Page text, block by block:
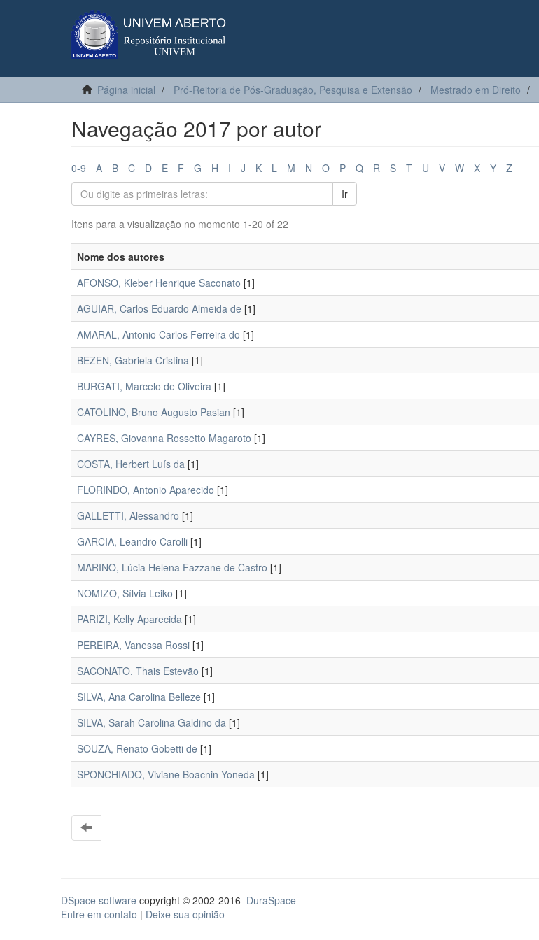
Página inicial Pró-Reitoria de Pós-Graduação, Pesquisa e Extensão Mestrado em Direito
Navegação 2017 por autor
0-9 A B C D E F G H I J K L M N O P Q R S T U V W X Y
Z
Ir
Itens para a visualização no momento 1-20 of 22
Nome dos autores
AFONSO, Kleber Henrique Saconato [1]
AGUIAR, Carlos Eduardo Almeida de [1]
AMARAL, Antonio Carlos Ferreira do [1]
BEZEN, Gabriela Cristina [1]
BURGATI, Marcelo de Oliveira [1]
CATOLINO, Bruno Augusto Pasian [1]
CAYRES, Giovanna Rossetto Magaroto [1]
COSTA, Herbert Luís da [1]
FLORINDO, Antonio Aparecido [1]
GALLETTI, Alessandro [1]
GARCIA, Leandro Carolli [1]
MARINO, Lúcia Helena Fazzane de Castro [1]
NOMIZO, Sílvia Leiko [1]
PARIZI, Kelly Aparecida [1]
PEREIRA, Vanessa Rossi [1]
SACONATO, Thais Estevão [1]
SILVA, Ana Carolina Belleze [1]
SILVA, Sarah Carolina Galdino da [1]
SOUZA, Renato Gobetti de [1]
SPONCHIADO, Viviane Boacnin Yoneda [1]
DSpace software copyright © 2002-2016 DuraSpace
Entre em contato | Deixe sua opinião